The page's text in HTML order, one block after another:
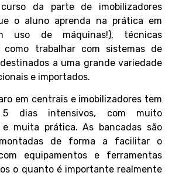
da parte de imobilizadores
o aluno aprenda na prática em
uso de máquinas!), técnicas
como trabalhar com sistemas de
a uma grande variedade
e importados.
em centrais e imobilizadores tem
dias intensivos, com muito
e muita prática. As bancadas são
de forma a facilitar o
equipamentos e ferramentas
o quanto é importante realmente